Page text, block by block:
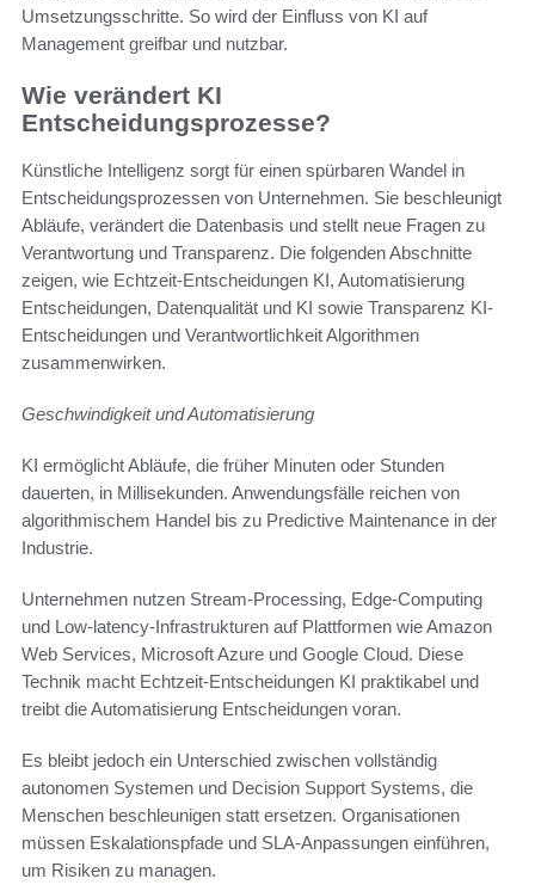
Umsetzungsschritte. So wird der Einfluss von KI auf
Management greifbar und nutzbar.
Wie verändert KI
Entscheidungsprozesse?
Künstliche Intelligenz sorgt für einen spürbaren Wandel in
Entscheidungsprozessen von Unternehmen. Sie beschleunigt
Abläufe, verändert die Datenbasis und stellt neue Fragen zu
Verantwortung und Transparenz. Die folgenden Abschnitte
zeigen, wie Echtzeit-Entscheidungen KI, Automatisierung
Entscheidungen, Datenqualität und KI sowie Transparenz KI-
Entscheidungen und Verantwortlichkeit Algorithmen
zusammenwirken.
Geschwindigkeit und Automatisierung
KI ermöglicht Abläufe, die früher Minuten oder Stunden
dauerten, in Millisekunden. Anwendungsfälle reichen von
algorithmischem Handel bis zu Predictive Maintenance in der
Industrie.
Unternehmen nutzen Stream-Processing, Edge-Computing
und Low-latency-Infrastrukturen auf Plattformen wie Amazon
Web Services, Microsoft Azure und Google Cloud. Diese
Technik macht Echtzeit-Entscheidungen KI praktikabel und
treibt die Automatisierung Entscheidungen voran.
Es bleibt jedoch ein Unterschied zwischen vollständig
autonomen Systemen und Decision Support Systems, die
Menschen beschleunigen statt ersetzen. Organisationen
müssen Eskalationspfade und SLA-Anpassungen einführen,
um Risiken zu managen.